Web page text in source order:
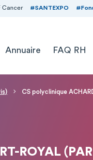
Cancer #SANTEXPO
Annuaire FAQ RH
CS polyclinique
ROYAL